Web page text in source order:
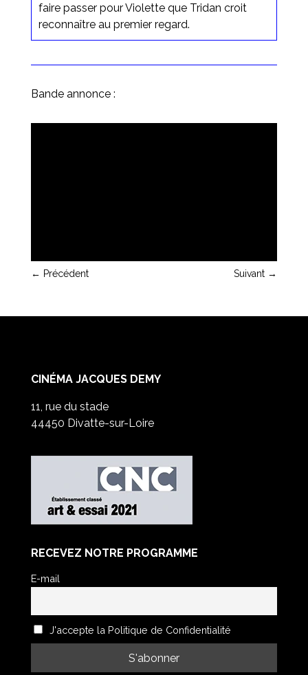
faire passer pour Violette que Tridan croit
reconnaître au premier regard.
Bande annonce :
← Précédent Suivant →
CINÉMA JACQUES DEMY
11, rue du stade
44450 Divatte-sur-Loire
RECEVEZ NOTRE PROGRAMME
E-mail
J'accepte la Politique de Confidentialité